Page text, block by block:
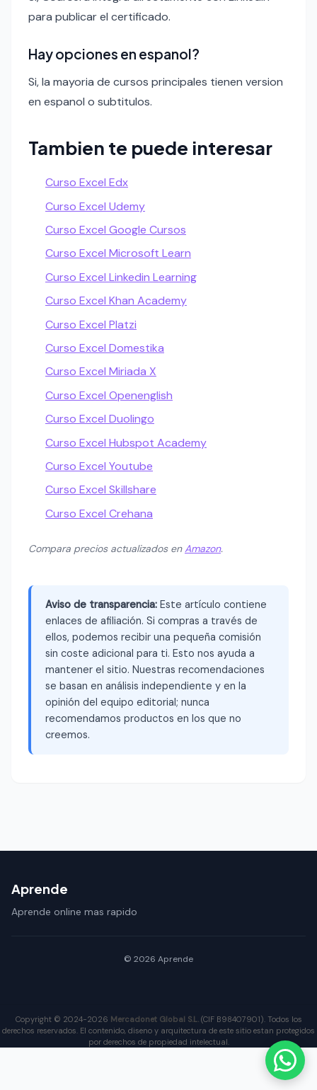
para publicar el certificado.
Hay opciones en espanol?
Si, la mayoria de cursos principales tienen version
en espanol o subtitulos.
Tambien te puede interesar
Curso Excel Edx
Curso Excel Udemy
Curso Excel Google Cursos
Curso Excel Microsoft Learn
Curso Excel Linkedin Learning
Curso Excel Khan Academy
Curso Excel Platzi
Curso Excel Domestika
Curso Excel Miriada X
Curso Excel Openenglish
Curso Excel Duolingo
Curso Excel Hubspot Academy
Curso Excel Youtube
Curso Excel Skillshare
Curso Excel Crehana
Compara precios actualizados enAmazon.
Aviso de transparencia: Este artículo contiene
enlaces de afiliación. Si compras a través de
ellos, podemos recibir una pequeña comisión
sin coste adicional para ti. Esto nos ayuda a
mantener el sitio. Nuestras recomendaciones
se basan en análisis independiente y en la
opinión del equipo editorial; nunca
recomendamos productos en los que no
creemos.
Aprende
Aprende online mas rapido
© 2026 Aprende
Copyright © 2024-2026 Mercadonet Global S.L. (CIF B98407901). Todos los
derechos reservados. El contenido, diseno y arquitectura de este sitio estan protegidos
por derechos de propiedad intelectual.